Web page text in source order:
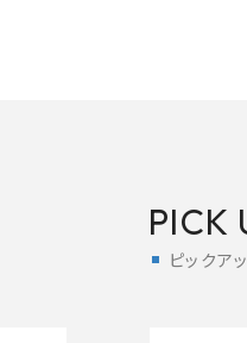
PICK
ピックア